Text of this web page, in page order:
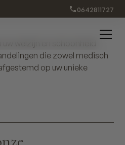
0642811727
welzijn en schoonheid
die zowel medisch
op uw unieke